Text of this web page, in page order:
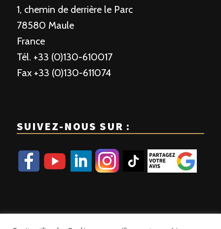
1, chemin de derrière le Parc
78580 Maule
France
Tél. +33 (0)130-610017
Fax +33 (0)130-611074
SUIVEZ-NOUS SUR :